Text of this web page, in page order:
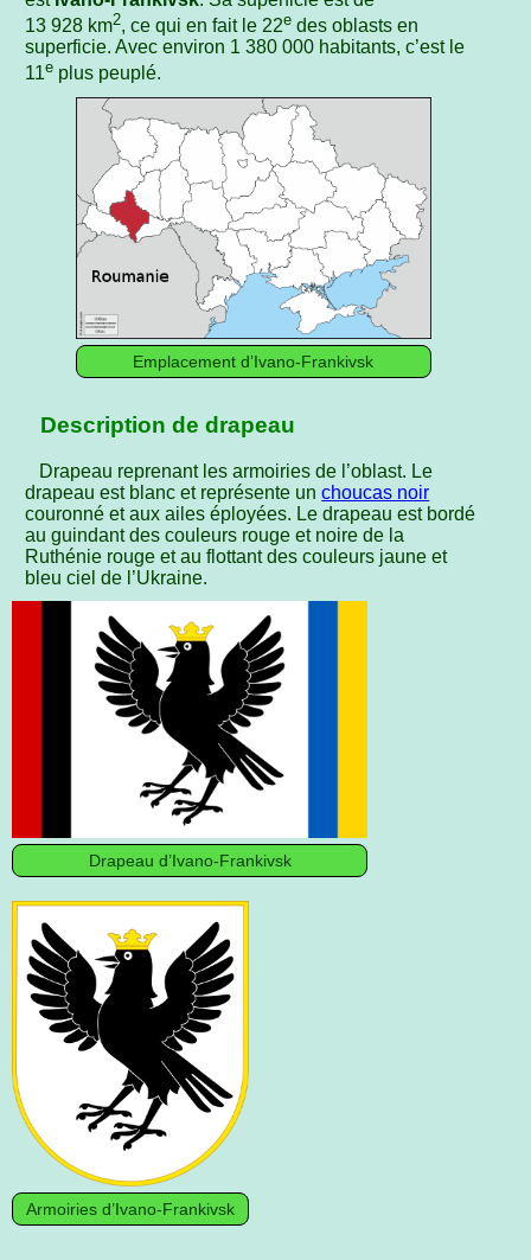
13 928 km2, ce qui en fait le 22e des oblasts en
superficie. Avec environ 1 380 000 habitants, c’est le
11e plus peuplé.
Emplacement d’Ivano-Frankivsk
Description de drapeau
Drapeau reprenant les armoiries de l’oblast. Le
drapeau est blanc et représente unchoucas noir
couronné et aux ailes éployées. Le drapeau est bordé
au guindant des couleurs rouge et noire de la
Ruthénie rouge et au flottant des couleurs jaune et
bleu ciel de l’Ukraine.
Drapeau d’Ivano-Frankivsk
Armoiries d’Ivano-Frankivsk